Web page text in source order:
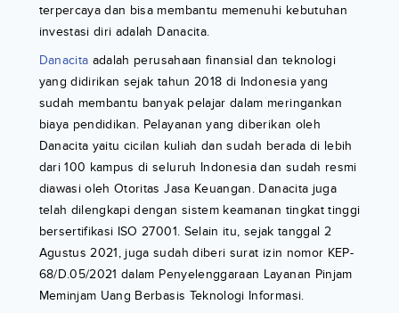
terpercaya dan bisa membantu memenuhi kebutuhan
investasi diri adalah Danacita.
Danacita adalah perusahaan finansial dan teknologi
yang didirikan sejak tahun 2018 di Indonesia yang
sudah membantu banyak pelajar dalam meringankan
biaya pendidikan. Pelayanan yang diberikan oleh
Danacita yaitu cicilan kuliah dan sudah berada di lebih
dari 100 kampus di seluruh Indonesia dan sudah resmi
diawasi oleh Otoritas Jasa Keuangan. Danacita juga
telah dilengkapi dengan sistem keamanan tingkat tinggi
bersertifikasi ISO 27001. Selain itu, sejak tanggal 2
Agustus 2021, juga sudah diberi surat izin nomor KEP-
68/D.05/2021 dalam Penyelenggaraan Layanan Pinjam
Meminjam Uang Berbasis Teknologi Informasi.